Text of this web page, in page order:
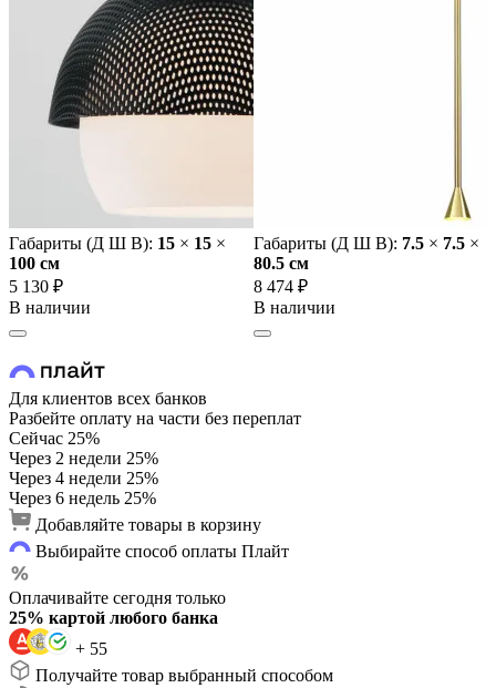
Габариты (Д Ш В): 15 × 15 ×
100 cм
5 130 ₽
В наличии
Габариты (Д Ш В): 7.5 × 7.5 ×
80.5 cм
8 474 ₽
В наличии
Для клиентов всех банков
Разбейте оплату на части без переплат
Сейчас 25%
Через 2 недели 25%
Через 4 недели 25%
Через 6 недель 25%
Добавляйте товары в корзину
Выбирайте способ оплаты Плайт
Оплачивайте сегодня только
25% картой любого банка
+ 55
Получайте товар выбранный способом